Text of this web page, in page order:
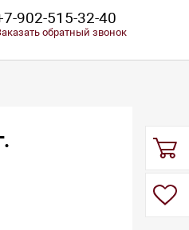
902-515-32-40
обратный звонок